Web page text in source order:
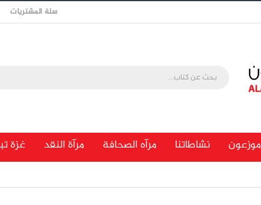
سلة المشتريات
موزعون نشاطاتنا مرآه الصحافة مرآة النقد غزة